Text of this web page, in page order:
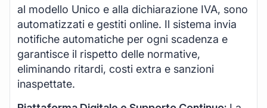
al modello Unico e alla dichiarazione IVA, sono
automatizzati e gestiti online. Il sistema invia
notifiche automatiche per ogni scadenza e
garantisce il rispetto delle normative,
eliminando ritardi, costi extra e sanzioni
inaspettate.